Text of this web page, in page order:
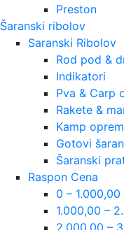
Preston
Šaranski ribolov
Saranski Ribolov
Rod pod &
Indikatori
Pva & Carp
Rakete &
Kamp
Gotovi
Šaranski
Raspon Cena
0 – 1.000,00
1.000,00 –
2.000,00 –